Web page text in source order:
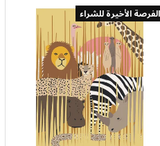
الأخيرة للشراء